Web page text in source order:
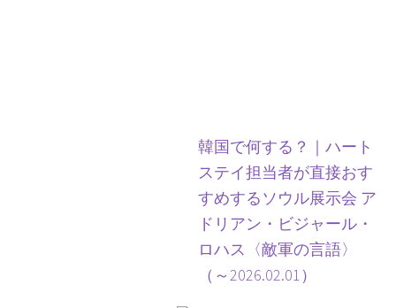
韓国で何する？｜ハート
ステイ担当者が直接おす
すめするソウル展示会 ア
ドリアン・ビジャール・
ロハス〈敵軍の言語〉
（～2026.02.01）